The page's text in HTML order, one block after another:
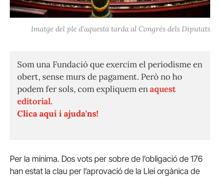
Imatge del ple d'aquesta tarda al Congrés dels Diputats
Som una Fundació que exercim el periodisme en
obert, sense murs de pagament. Però no ho
podem fer sols, com expliquem enaquest
editorial.
Clica aquí i ajuda'ns!
Per la mínima. Dos vots per sobre de l’obligació de 176
han estat la clau per l’aprovació de la Llei orgànica de